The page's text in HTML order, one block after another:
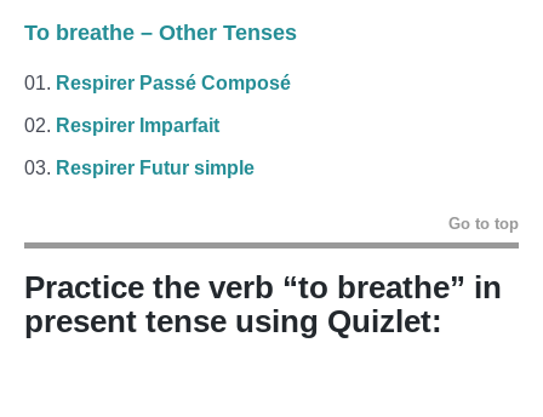
To breathe – Other Tenses
Respirer Passé Composé
Respirer Imparfait
Respirer Futur simple
Go to top
Practice the verb “to breathe” in
present tense using Quizlet: